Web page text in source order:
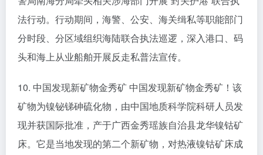
法行动。行动期间，海警、公安、海关缉私等职能部门
分时段、分区域组织海陆联合执法巡逻，深入港口、码
头和海上从业船舶开展反走私普法宣传。
10. 中国发现新矿物金秀矿 中国发现新矿物金秀矿！该
矿物为镍铋锑砷硫化物，由中国地质科学院科研人员发
现并获国际批准，产于广西金秀瑶族自治县龙华镍钴矿
床。它是当地发现的第二个新矿物，对热液镍钴矿床成